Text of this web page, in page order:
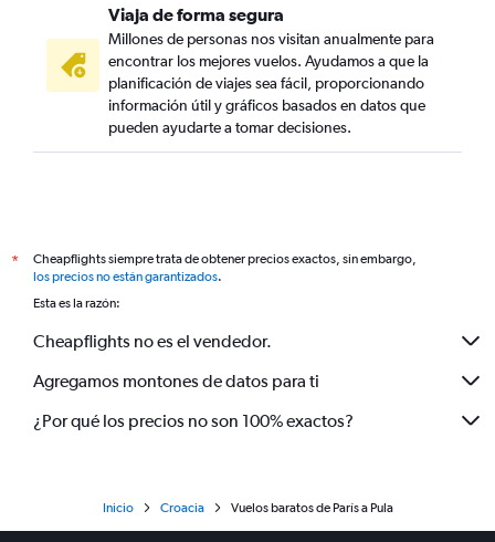
Viaja de forma segura
Millones de personas nos visitan anualmente para
encontrar los mejores vuelos. Ayudamos a que la
planificación de viajes sea fácil, proporcionando
información útil y gráficos basados en datos que
pueden ayudarte a tomar decisiones.
*
Cheapflights siempre trata de obtener precios exactos, sin embargo,
los precios no están garantizados.
Esta es la razón:
Cheapflights no es el vendedor.
Agregamos montones de datos para ti
¿Por qué los precios no son 100% exactos?
Inicio Croacia Vuelos baratos de París a Pula